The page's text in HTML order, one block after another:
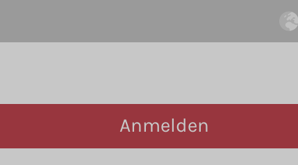
Anmelden